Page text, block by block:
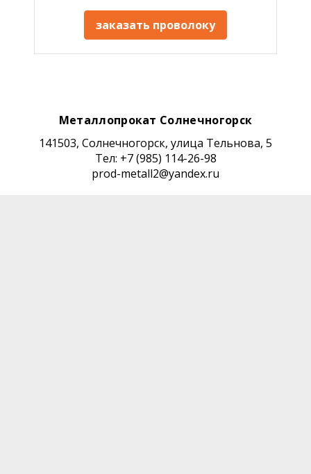
заказать проволоку
Металлопрокат Солнечногорск
141503, Солнечногорск, улица Тельнова, 5
Тел: +7 (985) 114-26-98
prod-metall2@yandex.ru